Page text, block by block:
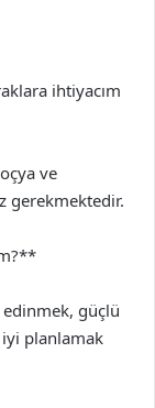
ihtiyacım
ve
gerekmektedir.
güçlü
planlamak